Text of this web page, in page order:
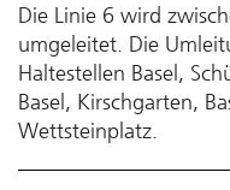
Die Linie 6 wird
umgeleitet. Die
Haltestellen Basel,
Basel, Kirschgarten,
Wettsteinplatz.